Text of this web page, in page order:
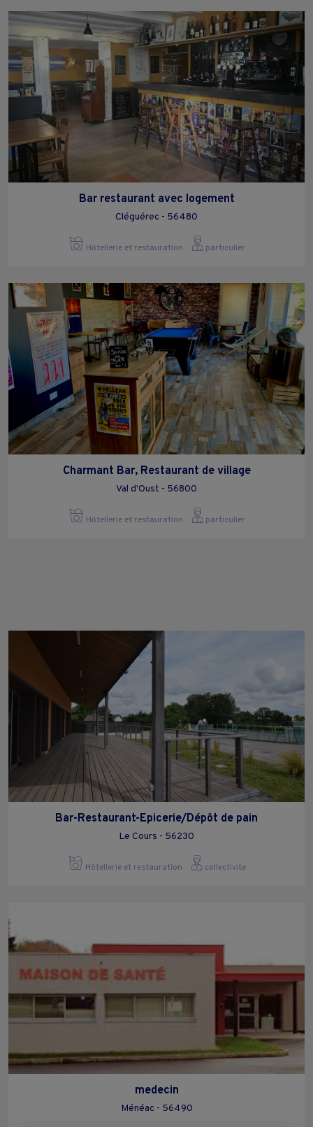
Bar restaurant avec logement
Cléguérec - 56480
Hôtellerie et restauration particulier
Charmant Bar, Restaurant de village
Val d'Oust - 56800
Hôtellerie et restauration particulier
Bar-Restaurant-Epicerie/Dépôt de pain
Le Cours - 56230
Hôtellerie et restauration collectivite
medecin
Ménéac - 56490